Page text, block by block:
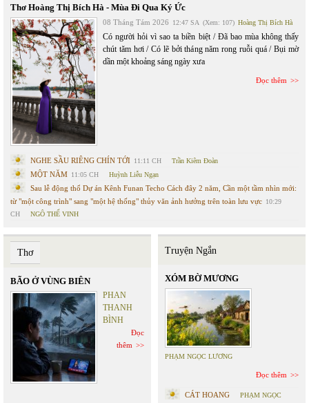
Thơ Hoàng Thị Bích Hà - Mùa Đi Qua Ký Ức
08 Tháng Tám 2026 12:47 SA (Xem: 107) Hoàng Thị Bích Hà
Có người hỏi vì sao ta biền biệt / Đã bao mùa không thấy
chút tăm hơi / Có lẽ bởi tháng năm rong ruỗi quá / Bụi mờ
dần một khoảng sáng ngày xưa
Đọc thêm
NGHE SẦU RIÊNG CHÍN TỚI 11:11 CH Trần Kiêm Đoàn
MỘT NĂM 11:05 CH Huỳnh Liễu Ngạn
Sau lễ động thổ Dự án Kênh Funan Techo Cách đây 2 năm, Cần một tầm nhìn mới:
từ "một công trình" sang "một hệ thống" thủy văn ảnh hưởng trên toàn lưu vực 10:29
CH
NGÔ THẾ VINH
Thơ
BÃO Ở VÙNG BIÊN
PHAN
THANH
BÌNH
Đọc
thêm
Truyện Ngắn
XÓM BỜ MƯƠNG
PHẠM NGỌC LƯƠNG
Đọc thêm
CÁT HOANG
PHẠM NGỌC